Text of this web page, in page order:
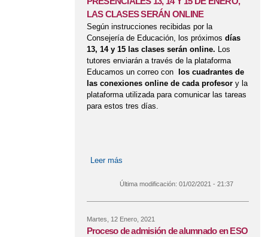
LAS CLASES SERÁN ONLINE
Según instrucciones recibidas por la
Consejería de Educación, los próximos días
13, 14 y 15 las clases serán online. Los
tutores enviarán a través de la plataforma
Educamos un correo con
los cuadrantes de
las conexiones online de cada profesor y la
plataforma utilizada para comunicar las tareas
para estos tres días.
Leer más
ENERO, LAS CLASES SERÁN
Última modificación: 01/02/2021 - 21:37
Martes, 12 Enero, 2021
Proceso de admisión de alumnado en ESO